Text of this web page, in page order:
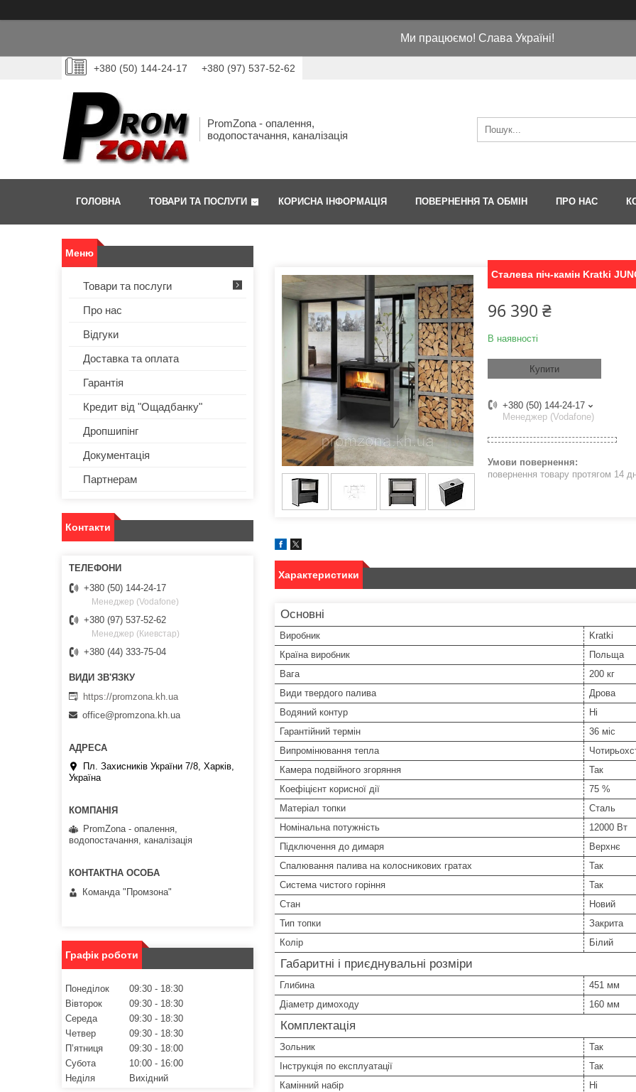
Ми працюємо! Слава Україні!
+380 (50) 144-24-17 +380 (97) 537-52-62
PromZona - опалення,
водопостачання, каналізація
ГОЛОВНА ТОВАРИ ТА ПОСЛУГИ КОРИСНА ІНФОРМАЦІЯ ПОВЕРНЕННЯ ТА ОБМІН ПРО НАС
Сталева піч-камін Kratki
96 390 ₴
В наявності
Купити
+380 (50) 144-24-17
Менеджер (Vodafone)
повернення товару протягом 14
Характеристики
Основні
Виробник
Kratki
Країна виробник
Польща
Вага
200 кг
Види твердого палива
Дрова
Водяний контур
Ні
Гарантійний термін
36 міс
Випромінювання тепла
Камера подвійного згоряння
Так
Коефіцієнт корисної дії
75 %
Матеріал топки
Сталь
Номінальна потужність
12000 Вт
Підключення до димаря
Верхнє
Спалювання палива на колосникових гратах
Так
Система чистого горіння
Так
Стан
Новий
Тип топки
Закрита
Колір
Білий
Габаритні і приєднувальні розміри
Глибина
451 мм
Діаметр димоходу
160 мм
Комплектація
Зольник
Так
Інструкція по експлуатації
Так
Камінний набір
Ні
Товари та послуги
Про нас
Відгуки
Доставка та оплата
Гарантія
Кредит від "Ощадбанку"
Дропшипінг
Документація
Партнерам
Контакти
+380 (50) 144-24-17
Менеджер (Vodafone)
+380 (97) 537-52-62
Менеджер (Киевстар)
+380 (44) 333-75-04
https://promzona.kh.ua
office@promzona.kh.ua
Пл. Захисників України 7/8, Харків,
Україна
PromZona - опалення,
водопостачання, каналізація
Команда "Промзона"
Графік роботи
Понеділок 09:30
18:30
Вівторок
09:30
18:30
Середа
09:30
18:30
Четвер
09:30
18:30
Пʼятниця
09:30
18:00
Субота
10:00
16:00
Неділя
Вихідний